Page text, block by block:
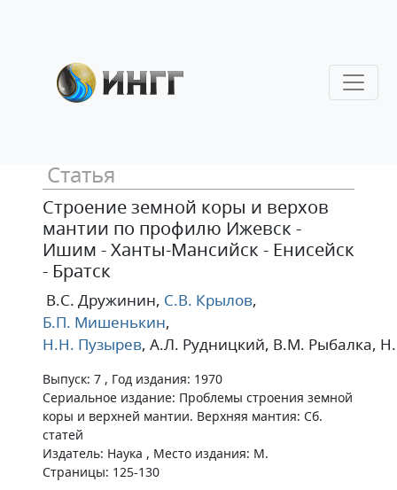
Статья
Строение земной коры и верхов
мантии по профилю Ижевск -
Ишим - Ханты-Мансийск - Енисейск
- Братск
В.С. Дружинин, С.В. Крылов,
Б.П. Мишенькин,
Н.Н. Пузырев, А.Л. Рудницкий, В.М. Рыбалка,
Выпуск: 7 , Год издания: 1970
Сериальное издание: Проблемы строения земной
коры и верхней мантии. Верхняя мантия: Сб.
статей
Издатель: Наука , Место издания: М.
Страницы: 125-130